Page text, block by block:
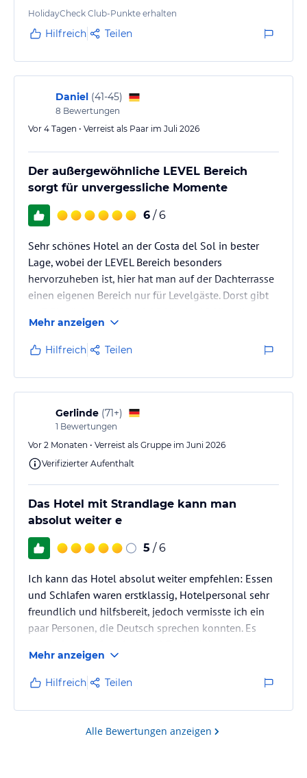
HolidayCheck Club-Punkte erhalten
Hilfreich Teilen
Daniel (41-45)
8 Bewertungen
Vor 4 Tagen • Verreist als Paar im Juli 2026
Der außergewöhnliche LEVEL Bereich
sorgt für unvergessliche Momente
6 / 6
Sehr schönes Hotel an der Costa del Sol in bester
Lage, wobei der LEVEL Bereich besonders
hervorzuheben ist, hier hat man auf der Dachterrasse
einen eigenen Bereich nur für Levelgäste. Dorst gibt
den ganzen Tag Snacks und Getränke. Mann kann
sich dort in den Kühlschränken selber Cola Fanta
Wasser, Eistee etc nehmen, dazu gibt es Weißwein
Sekt Rotwein, leider gibt es nur alkoholfreies Bier,
schade. Von 19.00-21.00 Uhr gibt gibt es zudem auch
noch Spirituosen und…
Mehr anzeigen
Hilfreich Teilen
Gerlinde (71+)
1 Bewertungen
Vor 2 Monaten • Verreist als Gruppe im Juni 2026
Verifizierter Aufenthalt
Das Hotel mit Strandlage kann man
absolut weiter e
5 / 6
Ich kann das Hotel absolut weiter empfehlen: Essen
und Schlafen waren erstklassig, Hotelpersonal sehr
freundlich und hilfsbereit, jedoch vermisste ich ein
paar Personen, die Deutsch sprechen konnten. Es
zum Gück konnte ich das Letzte etwas, aber meine
Begleitung wäre „ verloren“ gewesen.Deshalb fehlten
auch einige Hinweise in deutscher Sprache, z. B.
betreffs der TV Bedienung und anderen
Befindlichkeiten. Fazit: Hotel und Strand sehr gut!
Mehr anzeigen
Hilfreich Teilen
Alle Bewertungen anzeigen